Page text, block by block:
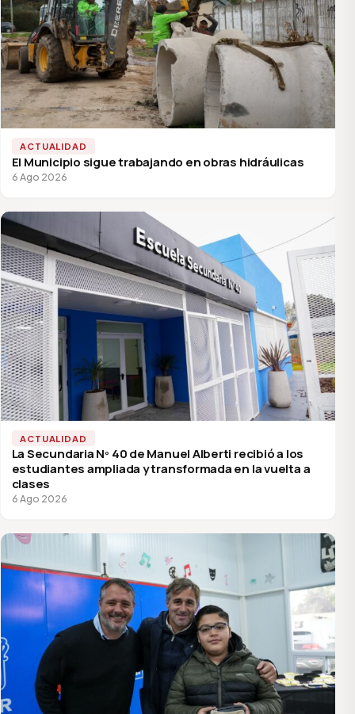
ACTUALIDAD
El Municipio sigue trabajando en obras hidráulicas
6 Ago 2026
ACTUALIDAD
La Secundaria Nº 40 de Manuel Alberti recibió a los
estudiantes ampliada y transformada en la vuelta a
clases
6 Ago 2026